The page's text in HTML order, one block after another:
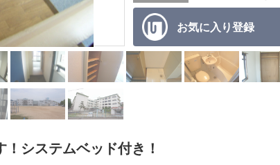
お気に入り登録
システムベッド付き！